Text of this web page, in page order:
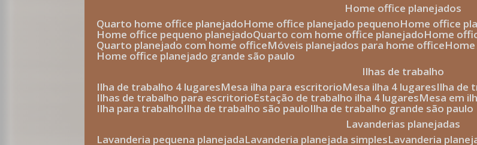
home office planejados
quarto home office planejado
home office planejado pequeno home office
home office pequeno planejado quarto com home office planejado home
quarto planejado com home office móveis planejados para home office
home office planejado grande são paulo
ilhas de trabalho
ilha de trabalho 4 lugares
mesa ilha para escritorio mesa ilha 4 lugares ilha de
ilhas de trabalho para escritorio estação de trabalho ilha 4 lugares mesa em
ilha para trabalho ilha de trabalho são paulo ilha de trabalho grande são paulo
lavanderias planejadas
lavanderia pequena planejada lavanderia planejada simples lavanderia